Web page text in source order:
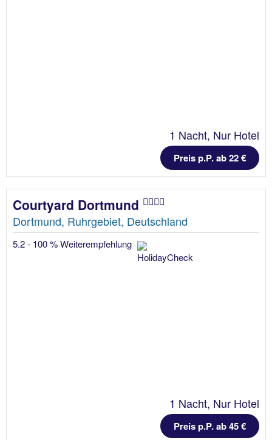
1 Nacht, Nur Hotel
Preis p.P. ab 22 €
Courtyard Dortmund
Dortmund, Ruhrgebiet, Deutschland
5.2 - 100 % Weiterempfehlung
1 Nacht, Nur Hotel
Preis p.P. ab 45 €